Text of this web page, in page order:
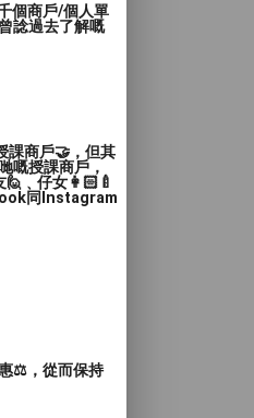
個商戶/個人單
諗過去了解嘅
課商戶🤝，但其
嘅授課商戶，
仔女👩🏻‍🍼
同Instagram
⚖️，從而保持